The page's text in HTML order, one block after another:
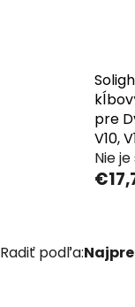
pre
V10,
Nie
Radiť podľa: